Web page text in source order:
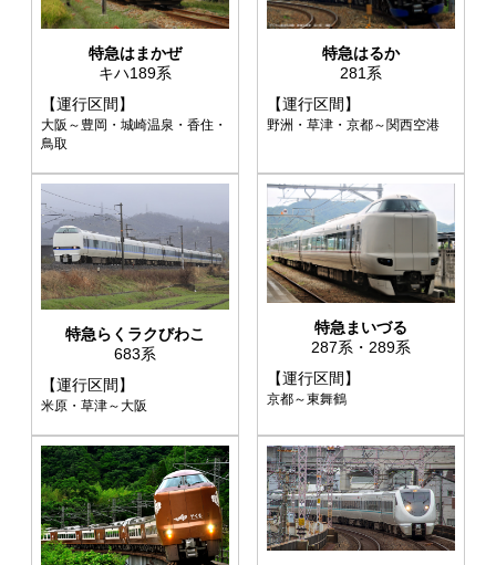
特急はまかぜ
キハ189系
【運行区間】
大阪～豊岡・城崎温泉・香住・
鳥取
特急はるか
281系
【運行区間】
野洲・草津・京都～関西空港
特急らくラクびわこ
683系
【運行区間】
米原・草津～大阪
特急まいづる
287系・289系
【運行区間】
京都～東舞鶴